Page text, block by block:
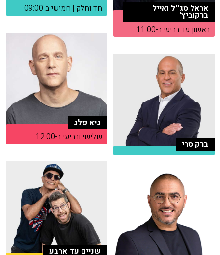
חד וחלק | חמישי ב-09:00
אראל סג''ל ואייל
ברקוביץ'
ראשון עד רביעי ב-11:00
גיא פלג
שלישי ורביעי ב-12:00
ברק סרי
שניים עד ארבע